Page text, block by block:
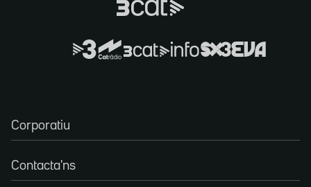
Corporatiu
Contacta'ns